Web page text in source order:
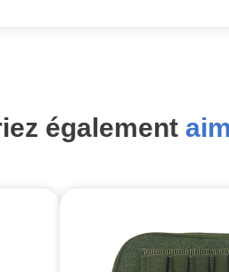
également